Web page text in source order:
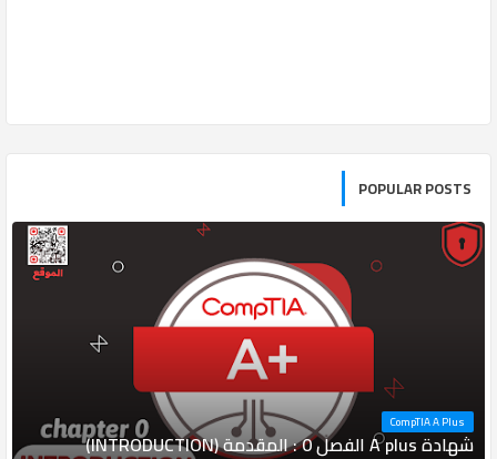
POPULAR POSTS
CompTIA A Plus
شهادة A plus الفصل 0 : المقدمة (INTRODUCTION)